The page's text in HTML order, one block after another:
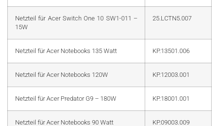
Netzteil für Acer Switch One 10 SW1-011 –
15W
25.LCTN5.007
Netzteil für Acer Notebooks 135 Watt KP.13501.006
Netzteil für Acer Notebooks 120W KP.12003.001
Netzteil für Acer Predator G9 – 180W KP.18001.001
Netzteil für Acer Notebooks 90 Watt KP.09003.009